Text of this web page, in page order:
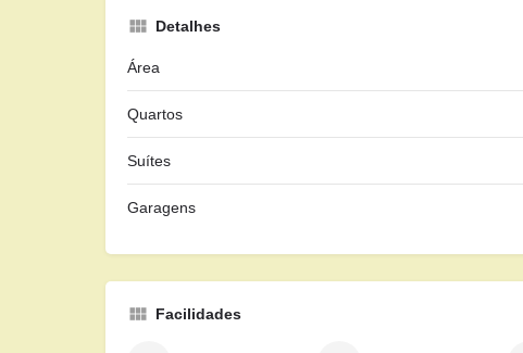
Detalhes
Área
Quartos
Suítes
Garagens
Facilidades